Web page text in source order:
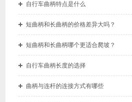
自行车曲柄特点是什么
短曲柄和长曲柄的价格差异大吗？
短曲柄和长曲柄哪个更适合爬坡？
自行车曲柄长度的选择
曲柄与连杆的连接方式有哪些